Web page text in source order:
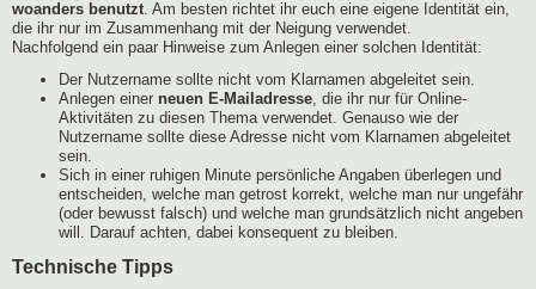
woanders benutzt. Am besten richtet ihr euch eine eigene Identität ein,
die ihr nur im Zusammenhang mit der Neigung verwendet.
Nachfolgend ein paar Hinweise zum Anlegen einer solchen Identität:
Der Nutzername sollte nicht vom Klarnamen abgeleitet sein.
Anlegen einer neuen E-Mailadresse , die ihr nur für Online-
Aktivitäten zu diesen Thema verwendet. Genauso wie der
Nutzername sollte diese Adresse nicht vom Klarnamen abgeleitet
sein.
Sich in einer ruhigen Minute persönliche Angaben überlegen und
entscheiden, welche man getrost korrekt, welche man nur ungefähr
(oder bewusst falsch) und welche man grundsätzlich nicht angeben
will. Darauf achten, dabei konsequent zu bleiben.
Technische Tipps